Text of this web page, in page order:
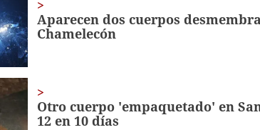
Aparecen dos cuerpos
Chamelecón
Otro cuerpo 'empaquetado' en
12 en 10 días